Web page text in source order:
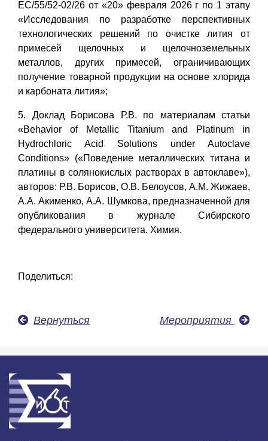
ЕС/55/52-02/26 от «20» февраля 2026 г по 1 этапу
«Исследования по разработке перспективных
технологических решений по очистке лития от
примесей щелочных и щелочноземельных
металлов, других примесей, ограничивающих
получение товарной продукции на основе хлорида
и карбоната лития»;
5. Доклад Борисова Р.В. по материалам статьи
«Behavior of Metallic Titanium and Platinum in
Hydrochloric Acid Solutions under Autoclave
Conditions» («Поведение металлических титана и
платины в солянокислых растворах в автоклаве»),
авторов: Р.В. Борисов, О.В. Белоусов, А.М. Жижаев,
А.А. Акименко, А.А. Шумкова, предназначенной для
опубликования в журнале Сибирского
федерального университета. Химия.
Поделиться:
Вернуться Мероприятия